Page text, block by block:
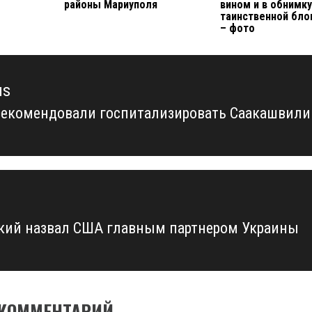
районы Мариуполя
вином и в
таинственной
– фото
госпитализировать Саакашвили
назвал США главным партнером Украины